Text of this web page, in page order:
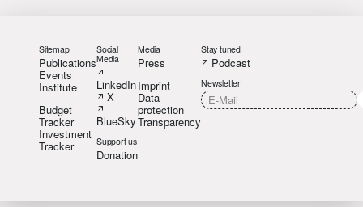
Sitemap
Publications
Events
Institute
Budget
Tracker
Investment
Tracker
Social
Media
LinkedIn
X
BlueSky
Support us
Donation
Media
Press
Imprint
Data
protection
Transparency
Stay tuned
Podcast
Newsletter